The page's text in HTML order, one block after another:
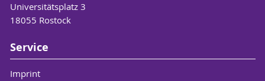
Universitätsplatz 3
18055 Rostock
Service
Imprint